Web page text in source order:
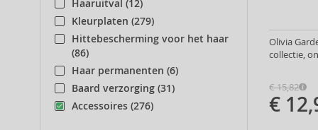
Olivia
collectie,
€ 15,82
€
Haaruitval (12)
Kleurplaten (279)
Hittebescherming voor het haar
(86)
Haar permanenten (6)
Baard verzorging (31)
Accessoires (276)